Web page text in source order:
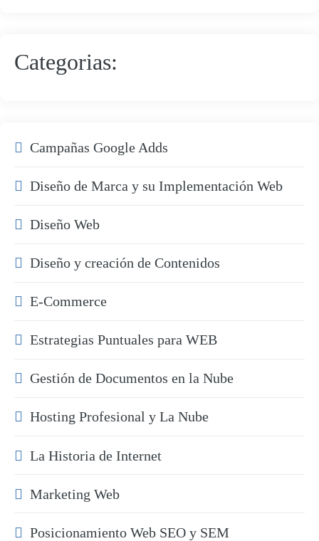
Categorias:
Campañas Google Adds
Diseño de Marca y su Implementación Web
Diseño Web
Diseño y creación de Contenidos
E-Commerce
Estrategias Puntuales para WEB
Gestión de Documentos en la Nube
Hosting Profesional y La Nube
La Historia de Internet
Marketing Web
Posicionamiento Web SEO y SEM